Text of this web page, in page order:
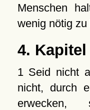
Menschen
wenig nötig
4. Kapitel
1 Seid nicht
nicht, durch
erwecken,